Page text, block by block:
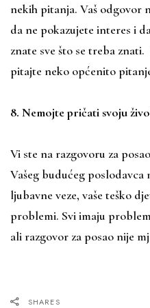
nekih pitanja. Vaš odgovor
da ne pokazujete interes i
znate sve što se treba
pitajte neko općenito
8. Nemojte pričati svoju
Vi ste na razgovoru za
Vašeg budućeg poslodavca
ljubavne veze, vaše teško
problemi. Svi imaju
ali razgovor za posao nije
SHARES